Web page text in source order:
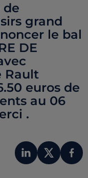
de
grand
le bal
DE
Rault
euros de
au 06
.